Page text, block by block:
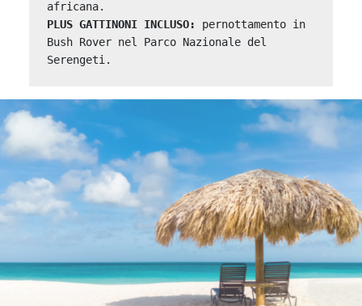
PLUS GATTINONI INCLUSO:
pernottamento in
Bush Rover nel Parco Nazionale del
Serengeti.